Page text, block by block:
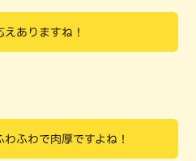
ありますね！
わふわで肉厚ですよね！